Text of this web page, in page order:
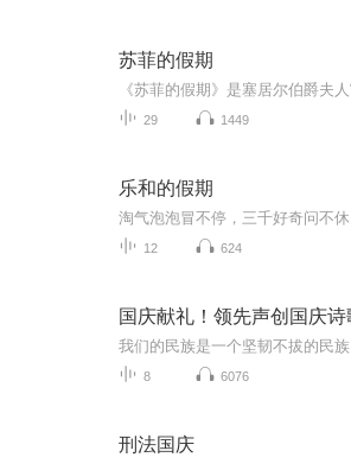
苏菲的假期
29 1449
乐和的假期
12 624
国庆献礼！领先声创国庆诗
8 6076
刑法国庆